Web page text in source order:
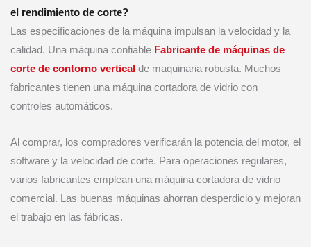
el rendimiento de corte?
Las especificaciones de la máquina impulsan la velocidad y la
calidad. Una máquina confiable Fabricante de máquinas de
corte de contorno vertical de maquinaria robusta. Muchos
fabricantes tienen una máquina cortadora de vidrio con
controles automáticos.
Al comprar, los compradores verificarán la potencia del motor, el
software y la velocidad de corte. Para operaciones regulares,
varios fabricantes emplean una máquina cortadora de vidrio
comercial. Las buenas máquinas ahorran desperdicio y mejoran
el trabajo en las fábricas.